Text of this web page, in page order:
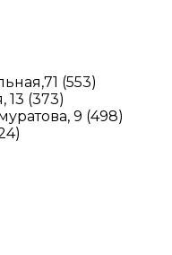
(553)
13 (373)
9 (498)
)